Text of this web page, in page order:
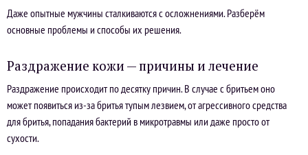
Даже опытные мужчины сталкиваются с осложнениями. Разберём
основные проблемы и способы их решения.
Раздражение кожи — причины и лечение
Раздражение происходит по десятку причин. В случае с бритьем оно
может появиться из-за бритья тупым лезвием, от агрессивного средства
для бритья, попадания бактерий в микротравмы или даже просто от
сухости.